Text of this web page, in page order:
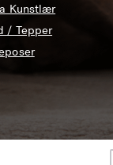
Kunstlær
/ Tepper